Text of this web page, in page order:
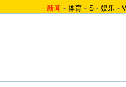
新闻 - 体育 - S - 娱乐 - V